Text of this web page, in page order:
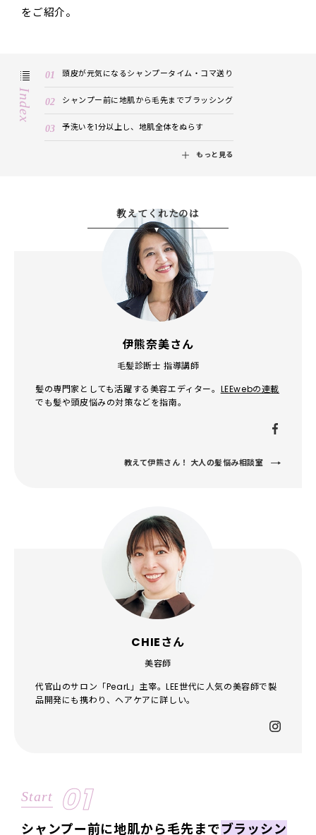
をご紹介。
Index
頭皮が元気になるシャンプータイム・コマ送り
シャンプー前に地肌から毛先までブラッシング
予洗いを1分以上し、地肌全体をぬらす
もっと見る
教えてくれたのは
伊熊奈美さん
毛髪診断士 指導講師
髪の専門家としても活躍する美容エディター。 LEEwebの連載
でも髪や頭皮悩みの対策などを指南。
教えて伊熊さん！ 大人の髪悩み相談室
CHIEさん
美容師
代官山のサロン「PearL」主宰。LEE世代に人気の美容師で製
品開発にも携わり、ヘアケアに詳しい。
Start 01
シャンプー前に地肌から毛先までブラッシン